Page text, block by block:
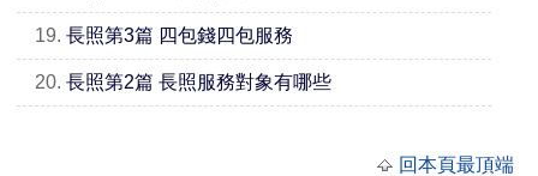
19. 長照第3篇 四包錢四包服務
20. 長照第2篇 長照服務對象有哪些
回本頁最頂端